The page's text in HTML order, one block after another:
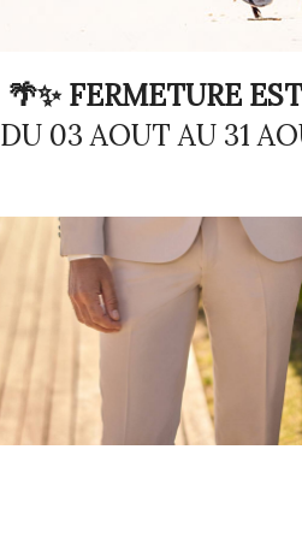
🌴✨ FERMETURE
DU 03 AOUT AU 31